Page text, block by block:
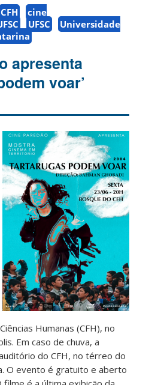
CFH
cine
UFSC
Universidade
apresenta
voar’
Humanas (CFH), no
Em caso de chuva, a
do CFH, no térreo do
O evento é gratuito e aberto